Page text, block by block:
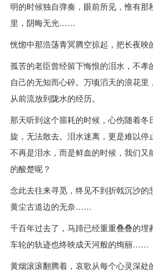
明的时候独自弹奏，眼前所见，惟有那
里，阴晦无光……
恍惚中那浩荡青冥腾空掠起，把长夜
孤苦的老臣曾经留下悔恨的泪水，不孝
自己的无知而心碎。万顷滔天的浪花里
从前流放到陇水的经历。
那天听到这个噩耗的时候，心伤随着冬
旋，无法散去。泪水迷离，更是难以停
不再是泪水，而是鲜血的时候，我们又
的酸楚呢？
念此去往来寻觅，终见不到折戟沉沙的
黄尘古道边的无奈……
千百年过去了，马蹄已经重重叠叠的埋
车轮的轨迹也终映成天河般的绚丽……
黄烟滚滚翻腾着，哀歌从每个心灵深处